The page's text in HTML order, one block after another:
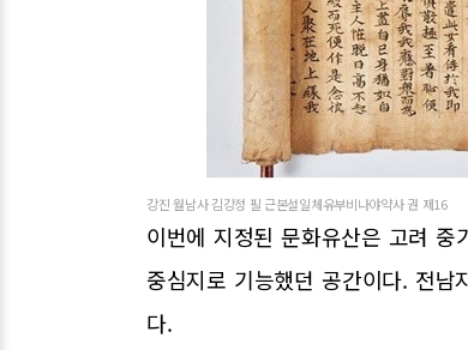
강진 월남사 김강정 필 근본설일체유부비나야약사 권 제16
이번에 지정된 문화유산은 고려
중심지로 기능했던 공간이다. 전남
다.